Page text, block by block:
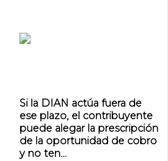
Si la DIAN actúa fuera de
ese plazo, el contribuyente
puede alegar la prescripción
de la oportunidad de cobro
y no ten...